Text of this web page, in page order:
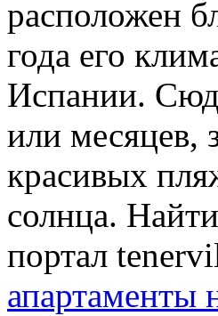
расположен
года его
Испании.
или месяцев,
красивых
солнца.
портал
апартаменты